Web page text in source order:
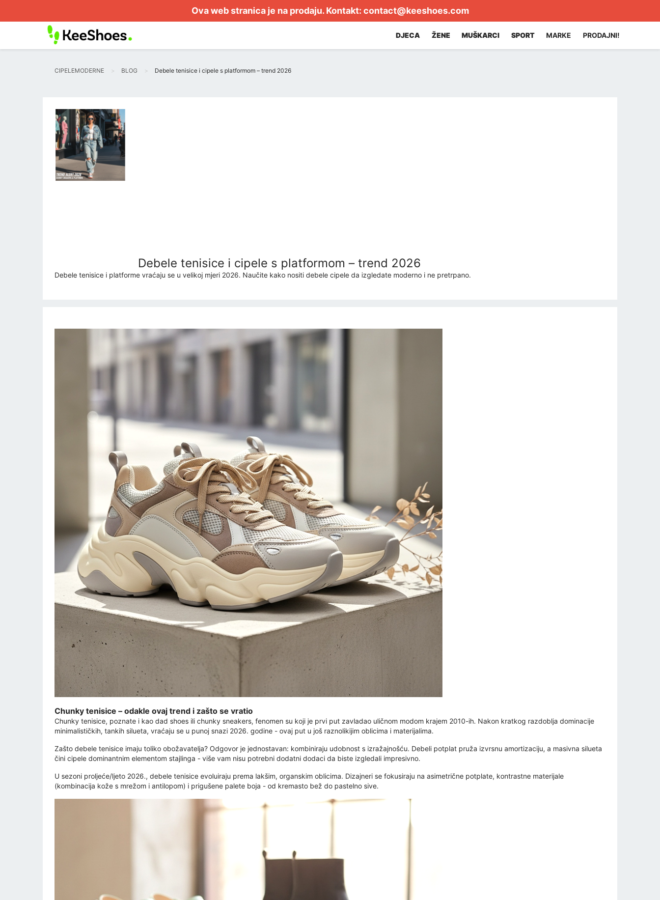
Ova web stranica je na prodaju. Kontakt: contact@keeshoes.com
DJECA ŽENE MUŠKARCI SPORT MARKE PRODAJNI!
CIPELEMODERNE BLOG Debele tenisice i cipele s platformom – trend 2026
Debele tenisice i cipele s platformom – trend 2026
Debele tenisice i platforme vraćaju se u velikoj mjeri 2026. Naučite kako nositi debele cipele da izgledate moderno i ne pretrpano.
Chunky tenisice – odakle ovaj trend i zašto se vratio
Chunky tenisice, poznate i kao dad shoes ili chunky sneakers, fenomen su koji je prvi put zavladao uličnom modom krajem 2010-ih. Nakon kratkog razdoblja dominacije
minimalističkih, tankih silueta, vraćaju se u punoj snazi ​​2026. godine - ovaj put u još raznolikijim oblicima i materijalima.
Zašto debele tenisice imaju toliko obožavatelja? Odgovor je jednostavan: kombiniraju udobnost s izražajnošću. Debeli potplat pruža izvrsnu amortizaciju, a masivna silueta
čini cipele dominantnim elementom stajlinga - više vam nisu potrebni dodatni dodaci da biste izgledali impresivno.
U sezoni proljeće/ljeto 2026., debele tenisice evoluiraju prema lakšim, organskim oblicima. Dizajneri se fokusiraju na asimetrične potplate, kontrastne materijale
(kombinacija kože s mrežom i antilopom) i prigušene palete boja - od kremasto bež do pastelno sive.